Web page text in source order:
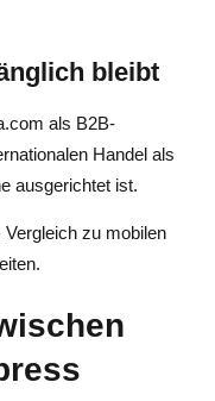
bleibt
als B2B-
Handel als
ausgerichtet ist.
zu mobilen